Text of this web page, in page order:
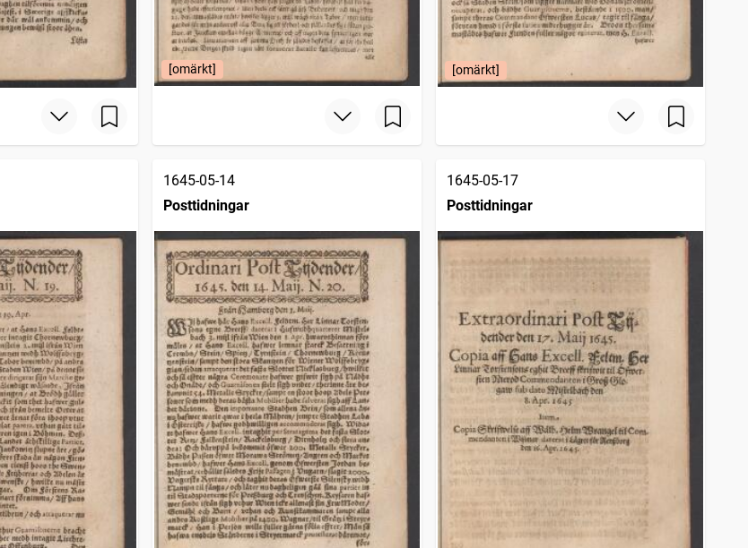
[omärkt] [omärkt]
1645-05-14
Posttidningar
1645-05-17
Posttidningar